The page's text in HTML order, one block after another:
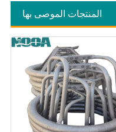
المنتجات الموصى بها